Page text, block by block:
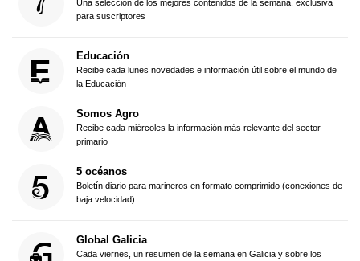
Una selección de los mejores contenidos de la semana, exclusiva
para suscriptores
Educación
Recibe cada lunes novedades e información útil sobre el mundo de
la Educación
Somos Agro
Recibe cada miércoles la información más relevante del sector
primario
5 océanos
Boletín diario para marineros en formato comprimido (conexiones de
baja velocidad)
Global Galicia
Cada viernes, un resumen de la semana en Galicia y sobre los